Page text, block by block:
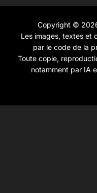
Copyright ©
Les images, textes et
par le code de la
Toute copie,
notamment par IA